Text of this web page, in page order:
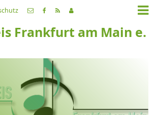
Frankfurt am Main e.